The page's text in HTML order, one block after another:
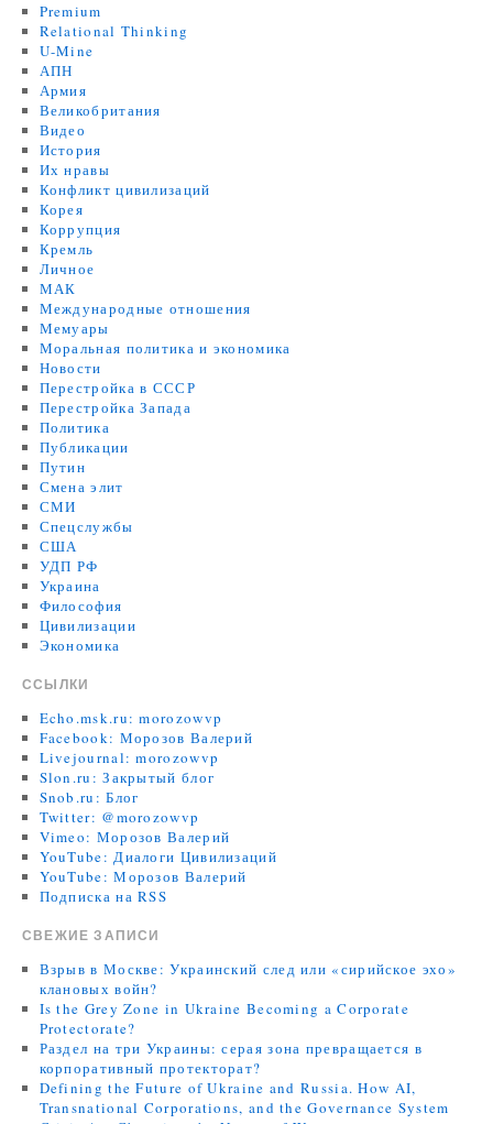
Premium
Relational Thinking
U-Mine
АПН
Армия
Великобритания
Видео
История
Их нравы
Конфликт цивилизаций
Корея
Коррупция
Кремль
Личное
МАК
Международные отношения
Мемуары
Моральная политика и экономика
Новости
Перестройка в СССР
Перестройка Запада
Политика
Публикации
Путин
Смена элит
СМИ
Спецслужбы
США
УДП РФ
Украина
Философия
Цивилизации
Экономика
ССЫЛКИ
Echo.msk.ru: morozowvp
Facebook: Морозов Валерий
Livejournal: morozowvp
Slon.ru: Закрытый блог
Snob.ru: Блог
Twitter: @morozowvp
Vimeo: Морозов Валерий
YouTube: Диалоги Цивилизаций
YouTube: Морозов Валерий
Подписка на RSS
СВЕЖИЕ ЗАПИСИ
Взрыв в Москве: Украинский след или «сирийское эхо»
клановых войн?
Is the Grey Zone in Ukraine Becoming a Corporate
Protectorate?
Раздел на три Украины: серая зона превращается в
корпоративный протекторат?
Defining the Future of Ukraine and Russia. How AI,
Transnational Corporations, and the Governance System